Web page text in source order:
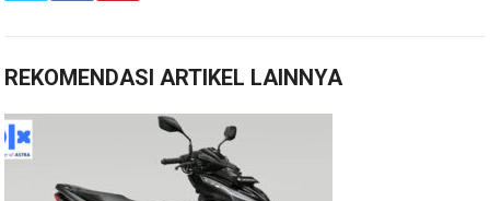
REKOMENDASI ARTIKEL LAINNYA